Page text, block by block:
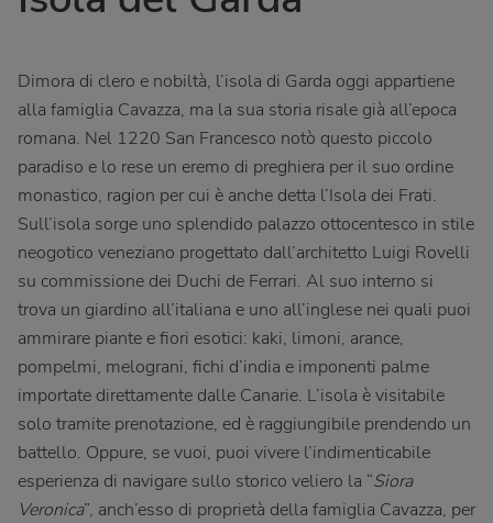
Dimora di clero e nobiltà, l’isola di Garda oggi appartiene
alla famiglia Cavazza, ma la sua storia risale già all’epoca
romana. Nel 1220 San Francesco notò questo piccolo
paradiso e lo rese un eremo di preghiera per il suo ordine
monastico, ragion per cui è anche detta l’Isola dei Frati.
Sull’isola sorge uno splendido palazzo ottocentesco in stile
neogotico veneziano progettato dall’architetto Luigi Rovelli
su commissione dei Duchi de Ferrari. Al suo interno si
trova un giardino all’italiana e uno all’inglese nei quali puoi
ammirare piante e fiori esotici: kaki, limoni, arance,
pompelmi, melograni, fichi d’india e imponenti palme
importate direttamente dalle Canarie. L’isola è visitabile
solo tramite prenotazione, ed è raggiungibile prendendo un
battello. Oppure, se vuoi, puoi vivere l’indimenticabile
esperienza di navigare sullo storico veliero la “Siora
Veronica”, anch’esso di proprietà della famiglia Cavazza, per